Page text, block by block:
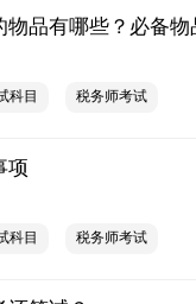
科目 税务师考试
项
科目 税务师考试